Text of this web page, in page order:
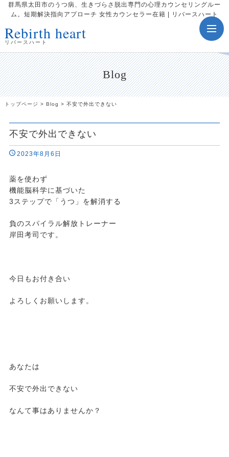
群馬県太田市のうつ病、生きづらさ脱出専門の心理カウンセリングルー
ム。短期解決指向アプローチ 女性カウンセラー在籍 | リバースハート
Rebirth heart
リバースハート
Blog
トップページ > Blog > 不安で外出できない
不安で外出できない
2023年8月6日
薬を使わず
機能脳科学に基づいた
3ステップで「うつ」を解消する
負のスパイラル解放トレーナー
岸田考司です。
今日もお付き合い
よろしくお願いします。
あなたは
不安で外出できない
なんて事はありませんか？
toggle